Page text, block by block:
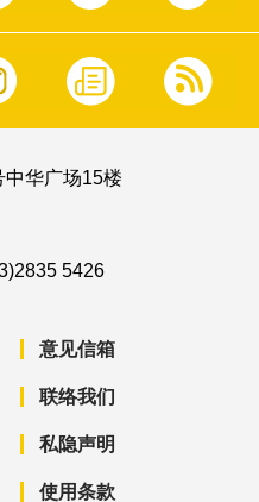
华广场15楼
5426
意见信箱
联络我们
私隐声明
使用条款